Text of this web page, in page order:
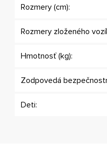
Rozmery (cm):
Rozmery zloženého
Hmotnosť (kg):
Zodpovedá
Deti: